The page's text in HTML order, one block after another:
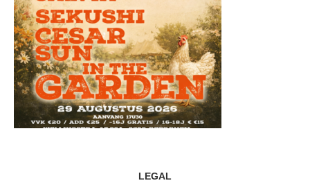
LEGAL